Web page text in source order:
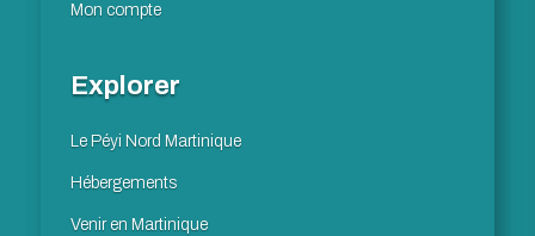
Mon compte
Explorer
Le Péyi Nord Martinique
Hébergements
Venir en Martinique